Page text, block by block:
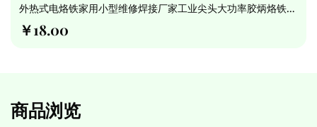
外热式电烙铁家用小型维修焊接厂家工业尖头大功率胶炳烙铁
60W
￥18.00
商品浏览